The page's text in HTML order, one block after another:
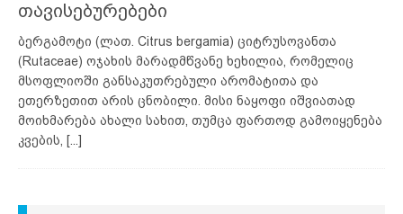
თავისებურებები
ბერგამოტი (ლათ. Citrus bergamia) ციტრუსოვანთა
(Rutaceae) ოჯახის მარადმწვანე ხეხილია, რომელიც
მსოფლიოში განსაკუთრებული არომატითა და
ეთერზეთით არის ცნობილი. მისი ნაყოფი იშვიათად
მოიხმარება ახალი სახით, თუმცა ფართოდ გამოიყენება
კვების,
[...]